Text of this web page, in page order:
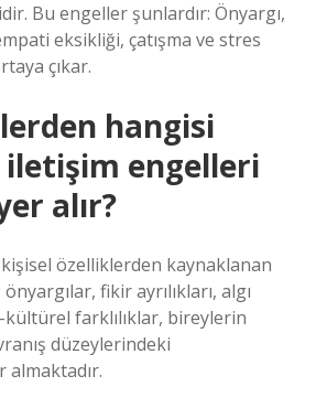
Bu engeller şunlardır: Önyargı,
eksikliği, çatışma ve stres
çıkar.
hangisi
engelleri
alır?
özelliklerden kaynaklanan
fikir ayrılıkları, algı
kültürel farklılıklar, bireylerin
düzeylerindeki
almaktadır.